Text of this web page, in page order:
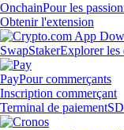
OnchainPour les
Obtenir l'extension
SwapStakerExplorer les
PayPour commerçants
Inscription commerçant
Terminal de paiement